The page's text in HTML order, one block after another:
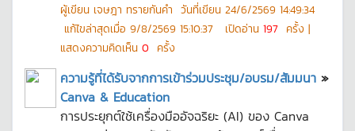
ผู้เขียน เจษฎา ทรายกันคำ วันที่เขียน 24/6/2569 14:49:34
แก้ไขล่าสุดเมื่อ 9/8/2569 15:10:37 เปิดอ่าน 197 ครั้ง |
แสดงความคิดเห็น 0 ครั้ง
ความรู้ที่ได้รับจากการเข้าร่วมประชุม/อบรม/สัมมนา »
Canva & Education
การประยุกต์ใช้เครื่องมืออัจฉริยะ (AI) ของ Canva